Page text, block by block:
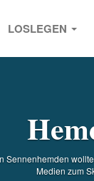
LOSLEGEN
Sennenhemden
Medien zum